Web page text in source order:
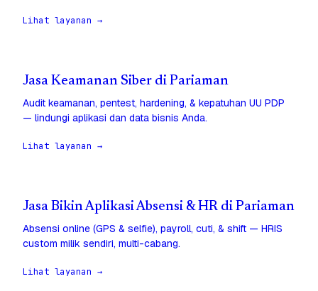
Lihat layanan →
Jasa Keamanan Siber di Pariaman
Audit keamanan, pentest, hardening, & kepatuhan UU PDP
— lindungi aplikasi dan data bisnis Anda.
Lihat layanan →
Jasa Bikin Aplikasi Absensi & HR di Pariaman
Absensi online (GPS & selfie), payroll, cuti, & shift — HRIS
custom milik sendiri, multi-cabang.
Lihat layanan →